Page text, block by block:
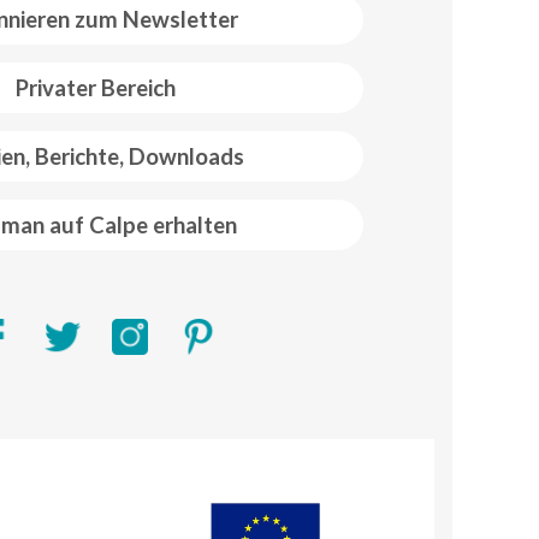
zum Newsletter
Privater Bereich
Berichte, Downloads
auf Calpe erhalten